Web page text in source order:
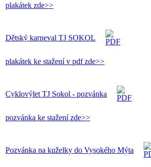
plakátek zde>>
Dětský karneval TJ SOKOL
plakátek ke stažení v pdf zde>>
Cyklovýlet TJ Sokol - pozvánka
pozvánka ke stažení zde>>
Pozvánka na kuželky do Vysokého Mýta